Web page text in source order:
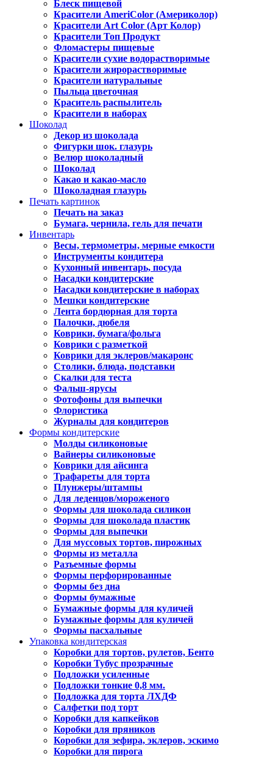
Блеск пищевой
Красители AmeriColor (Америколор)
Красители Art Color (Арт Колор)
Красители Топ Продукт
Фломастеры пищевые
Красители сухие водорастворимые
Красители жирорастворимые
Красители натуральные
Пыльца цветочная
Краситель распылитель
Красители в наборах
Шоколад
Декор из шоколада
Фигурки шок. глазурь
Велюр шоколадный
Шоколад
Какао и какао-масло
Шоколадная глазурь
Печать картинок
Печать на заказ
Бумага, чернила, гель для печати
Инвентарь
Весы, термометры, мерные емкости
Инструменты кондитера
Кухонный инвентарь, посуда
Насадки кондитерские
Насадки кондитерские в наборах
Мешки кондитерские
Лента бордюрная для торта
Палочки, дюбеля
Коврики, бумага/фольга
Коврики с разметкой
Коврики для эклеров/макаронс
Столики, блюда, подставки
Скалки для теста
Фальш-ярусы
Фотофоны для выпечки
Флористика
Журналы для кондитеров
Формы кондитерские
Молды силиконовые
Вайнеры силиконовые
Коврики для айсинга
Трафареты для торта
Плунжеры/штампы
Для леденцов/мороженого
Формы для шоколада силикон
Формы для шоколада пластик
Формы для выпечки
Для муссовых тортов, пирожных
Формы из металла
Разъемные формы
Формы перфорированные
Формы без дна
Формы бумажные
Бумажные формы для куличей
Бумажные формы для куличей
Формы пасхальные
Упаковка кондитерская
Коробки для тортов, рулетов, Бенто
Коробки Тубус прозрачные
Подложки усиленные
Подложки тонкие 0,8 мм.
Подложка для торта ЛХДФ
Салфетки под торт
Коробки для капкейков
Коробки для пряников
Коробки для зефира, эклеров, эскимо
Коробки для пирога